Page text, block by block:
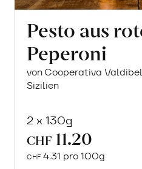
Pesto aus
Peperoni
von Cooperativa
Sizilien
2 x 130g
CHF 11.20
CHF 4.31 pro 100g